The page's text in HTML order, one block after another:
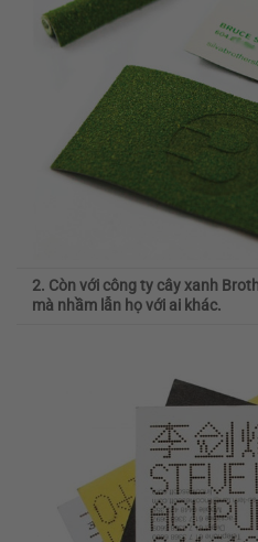
2. Còn với công ty cây xanh
mà nhầm lẫn họ với ai khác.